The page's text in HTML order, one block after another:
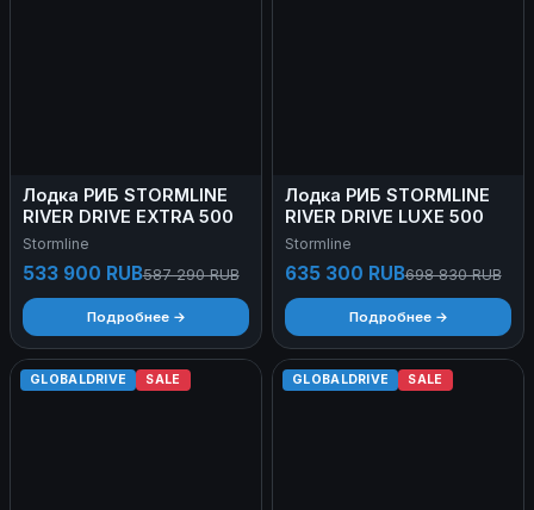
Лодка РИБ STORMLINE
RIVER DRIVE EXTRA 500
Stormline
533 900 RUB587 290 RUB
Подробнее →
Лодка РИБ STORMLINE
RIVER DRIVE LUXE 500
Stormline
635 300 RUB698 830 RUB
Подробнее →
GLOBALDRIVE SALE GLOBALDRIVE SALE